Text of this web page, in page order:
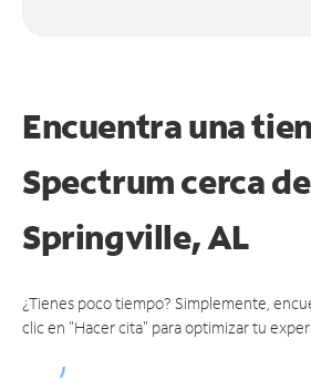
Encuentra una
Spectrumcerca de
Springville, AL
¿Tienes poco tiempo? Simplemente,
clic en "Hacer cita" para optimizar tu